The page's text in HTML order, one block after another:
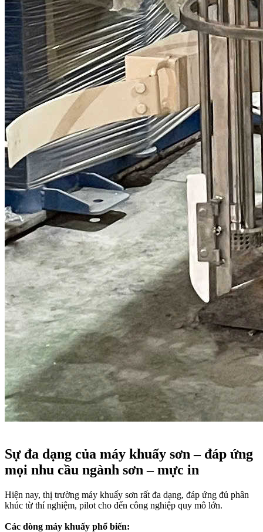
Sự đa dạng của máy khuấy sơn – đáp ứng
mọi nhu cầu ngành sơn – mực in
Hiện nay, thị trường máy khuấy sơn rất đa dạng, đáp ứng đủ phân
khúc từ thí nghiệm, pilot cho đến công nghiệp quy mô lớn.
Các dòng máy khuấy phổ biến: